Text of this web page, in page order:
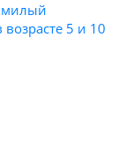
милый
5 и 10